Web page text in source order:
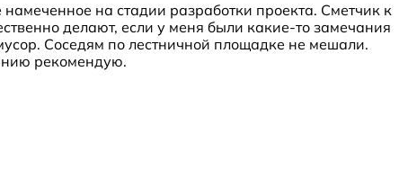
на стадии разработки проекта. Сметчик к
делают, если у меня были какие-то замечания
Соседям по лестничной площадке не мешали.
рекомендую.